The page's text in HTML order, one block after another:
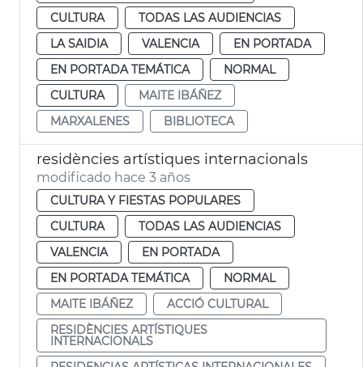
CULTURA
TODAS LAS AUDIENCIAS
LA SAIDIA
VALENCIA
EN PORTADA
EN PORTADA TEMÁTICA
NORMAL
CULTURA
MAITE IBÁÑEZ
MARXALENES
BIBLIOTECA
residències artístiques internacionals
modificado hace 3 años
CULTURA Y FIESTAS POPULARES
CULTURA
TODAS LAS AUDIENCIAS
VALENCIA
EN PORTADA
EN PORTADA TEMÁTICA
NORMAL
MAITE IBÁÑEZ
ACCIÓ CULTURAL
RESIDÈNCIES ARTÍSTIQUES
INTERNACIONALS